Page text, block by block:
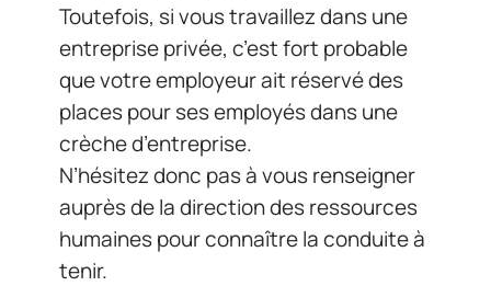
Toutefois, si vous travaillez dans une
entreprise privée, c’est fort probable
que votre employeur ait réservé des
places pour ses employés dans une
crèche d’entreprise.
N’hésitez donc pas à vous renseigner
auprès de la direction des ressources
humaines pour connaître la conduite à
tenir.